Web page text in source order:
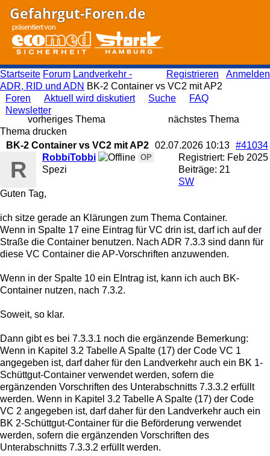
Gefahrgut-Foren.de
Registrieren Anmelden
Startseite Forum Landverkehr -
ADR, RID und ADN BK-2 Container vs VC2 mit AP2
Foren
Aktuell wird diskutiert Suche
FAQ
Newsletter
vorheriges Thema
nächstes Thema
Thema drucken
BK-2 Container vs VC2 mit AP2
#41034
02.07.2026 10:13
Registriert: Feb 2025
Beiträge: 21
SW
R RobbiTobbi OP
Spezi
Guten Tag,
ich sitze gerade an Klärungen zum Thema Container.
Wenn in Spalte 17 eine Eintrag für VC drin ist, darf ich auf der
Straße die Container benutzen. Nach ADR 7.3.3 sind dann für
diese VC Container die AP-Vorschriften anzuwenden.
Wenn in der Spalte 10 ein EIntrag ist, kann ich auch BK-
Container nutzen, nach 7.3.2.
Soweit, so klar.
Dann gibt es bei 7.3.3.1 noch die ergänzende Bemerkung:
Wenn in Kapitel 3.2 Tabelle A Spalte (17) der Code VC 1
angegeben ist, darf daher für den Landverkehr auch ein BK 1-
Schüttgut-Container verwendet werden, sofern die
ergänzenden Vorschriften des Unterabschnitts 7.3.3.2 erfüllt
werden. Wenn in Kapitel 3.2 Tabelle A Spalte (17) der Code
VC 2 angegeben ist, darf daher für den Landverkehr auch ein
BK 2-Schüttgut-Container für die Beförderung verwendet
werden, sofern die ergänzenden Vorschriften des
Unterabschnitts 7.3.3.2 erfüllt werden.